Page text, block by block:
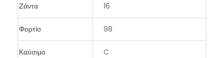
Ζάντα 16
Φορτίο 98
Καύσιμο C